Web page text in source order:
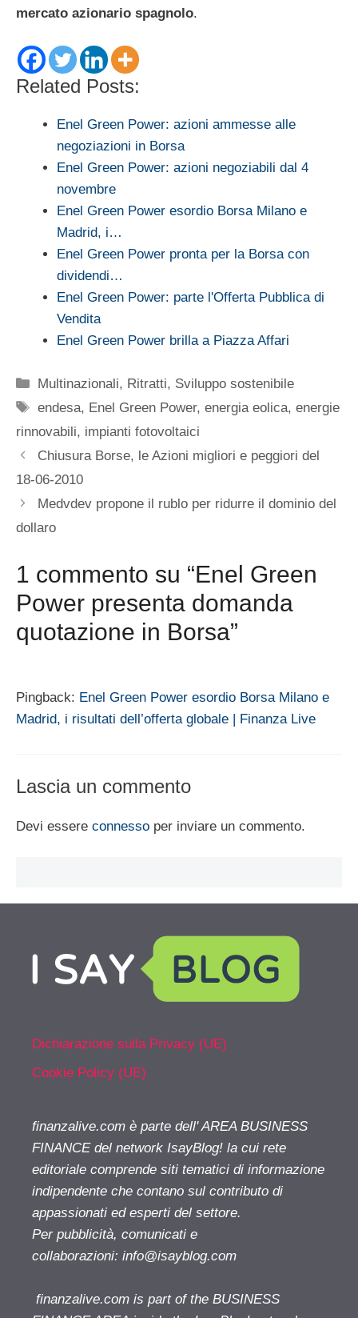
mercato azionario spagnolo.
Related Posts:
Enel Green Power: azioni ammesse alle
negoziazioni in Borsa
Enel Green Power: azioni negoziabili dal 4
novembre
Enel Green Power esordio Borsa Milano e
Madrid, i…
Enel Green Power pronta per la Borsa con
dividendi…
Enel Green Power: parte l'Offerta Pubblica di
Vendita
Enel Green Power brilla a Piazza Affari
Categorie
Multinazionali, Ritratti, Sviluppo sostenibile
Tag
endesa, Enel Green Power,energia eolica,energie
rinnovabili, impianti fotovoltaici
Chiusura Borse, le Azioni migliori e peggiori del
18-06-2010
Medvdev propone il rublo per ridurre il dominio del
dollaro
1 commento su “Enel Green
Power presenta domanda
quotazione in Borsa”
Pingback: Enel Green Power esordio Borsa Milano e
Madrid, i risultati dell’offerta globale | Finanza Live
Lascia un commento
Devi essere connesso per inviare un commento.
Dichiarazione sulla Privacy (UE)
Cookie Policy (UE)
finanzalive.com è parte dell' AREA BUSINESS
FINANCE del network IsayBlog! la cui rete
editoriale comprende siti tematici di informazione
indipendente che contano sul contributo di
appassionati ed esperti del settore.
Per pubblicità, comunicati e
collaborazioni: info@isayblog.com
finanzalive.com is part of the BUSINESS